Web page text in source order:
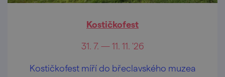
Kostičkofest
31. 7. — 11. 11. '26
Kostičkofest míří do břeclavského muzea